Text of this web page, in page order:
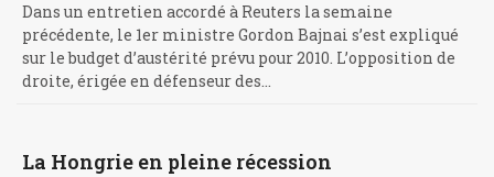
Dans un entretien accordé à Reuters la semaine
précédente, le 1er ministre Gordon Bajnai s’est expliqué
sur le budget d’austérité prévu pour 2010. L’opposition de
droite, érigée en défenseur des…
La Hongrie en pleine récession